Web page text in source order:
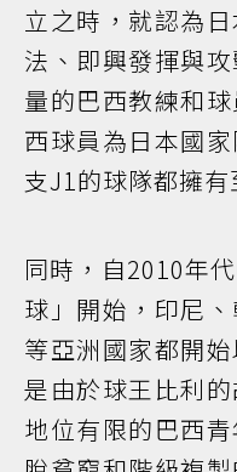
立之時，就認為
法、即興發揮與
量的巴西教練和
西球員為日本國
支J1的球隊都擁有
同時，自2010年
球」開始，印尼
等亞洲國家都開
是由於球王比利
地位有限的巴西